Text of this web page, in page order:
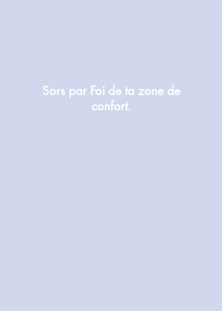
Sors par Foi de ta zone de
confort.